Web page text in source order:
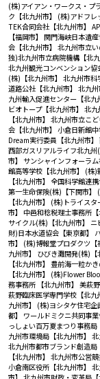
(株)アイアン・ワークス・プ
ク【北九州市】 (株)アドフレ
TEK合同会社【北九州市】
【福岡市】 関門海峡日本遺産
会【北九州市】 北九州市立い
独)北九州市立病院機構【北九
北九州観光コンベンション協
(株)【北九州市】 北九州市科
道路公社【北九州市】 北九州
九州輸入促進センター【北九
ビオトープ【北九州市】 北九
【北九州市】 北九州市立こど
会【北九州市】 小倉日新館中
Dream実行委員【北九州市】
西部ガスリアルライフ北九州
市】 サンシャインフォーラム
館高等学校【北九州市】 (株)
【北九州市】 全国科学館連携
第一生命保険(株)【下関市】
【北九州市】 (株)トライスタ
市】 中邑和稔税理士事務所【
サイクル(株)【北九州市】 ニ
財)日本水道協会【東京都】
市】 (株)博報堂プロダクツ【
九州市】 ひびき灘開発(株)【
【北九州市】 豊前海一粒か
【北九州市】 (株)Flower
務事務所 【北九州市】 美萩
萩野臨床医学専門学校【北九
九州市】 (株)ヨシタケ住宅企
都】 ワールドミクニ共同事業
っしょい百万夏まつり事務局
九州市環境局【北九州市】 北
北九州市都市ブランド創造局
【北九州市】 北九州市公営競
小倉南区役所【北九州市】 北